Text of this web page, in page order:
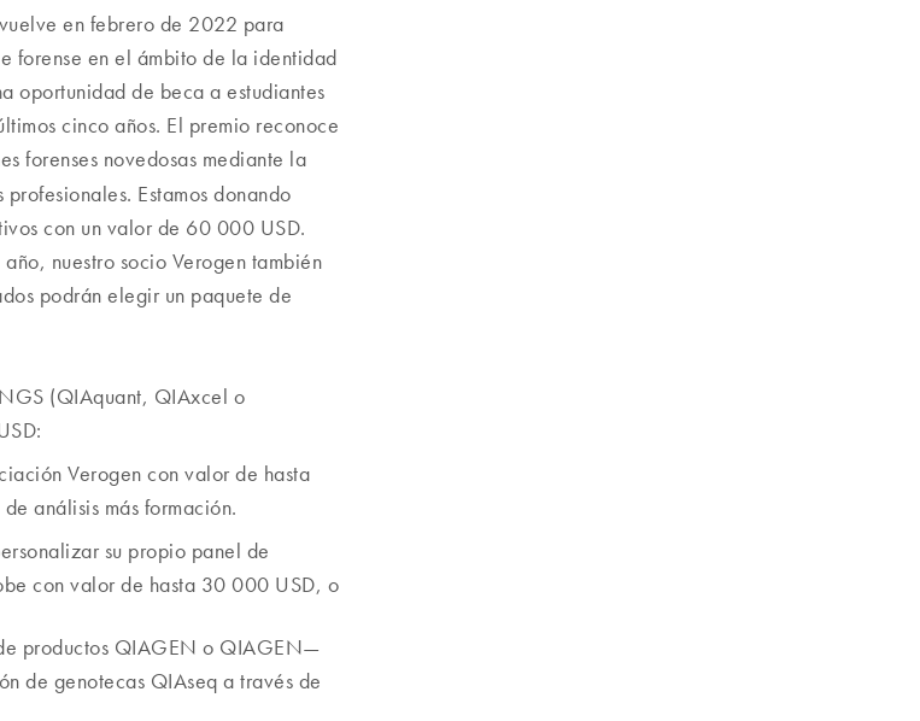
vuelve en febrero de 2022 para
forense en el ámbito de la identidad
oportunidad de beca a estudiantes
cinco años. El premio reconoce
forenses novedosas mediante la
Estamos donando
con un valor de 60 000 USD.
nuestro socio Verogen también
podrán elegir un paquete de
(QIAquant, QIAxcel o
Verogen con valor de hasta
análisis más formación.
su propio panel de
con valor de hasta 30 000 USD, o
productos QIAGEN o QIAGEN—
de genotecas QIAseq a través de